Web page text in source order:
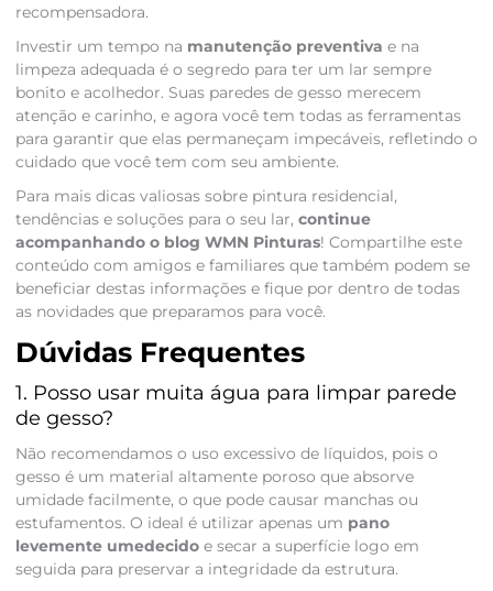
recompensadora.
Investir um tempo na manutenção preventiva e na
limpeza adequada é o segredo para ter um lar sempre
bonito e acolhedor. Suas paredes de gesso merecem
atenção e carinho, e agora você tem todas as ferramentas
para garantir que elas permaneçam impecáveis, refletindo o
cuidado que você tem com seu ambiente.
Para mais dicas valiosas sobre pintura residencial,
tendências e soluções para o seu lar, continue
acompanhando o blog WMN Pinturas! Compartilhe este
conteúdo com amigos e familiares que também podem se
beneficiar destas informações e fique por dentro de todas
as novidades que preparamos para você.
Dúvidas Frequentes
1. Posso usar muita água para limpar parede
de gesso?
Não recomendamos o uso excessivo de líquidos, pois o
gesso é um material altamente poroso que absorve
umidade facilmente, o que pode causar manchas ou
estufamentos. O ideal é utilizar apenas um pano
levemente umedecidoe secar a superfície logo em
seguida para preservar a integridade da estrutura.